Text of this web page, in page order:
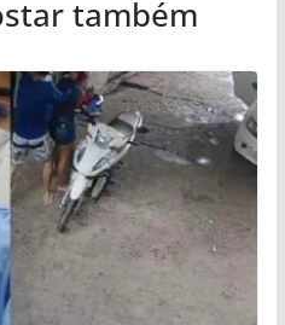
também